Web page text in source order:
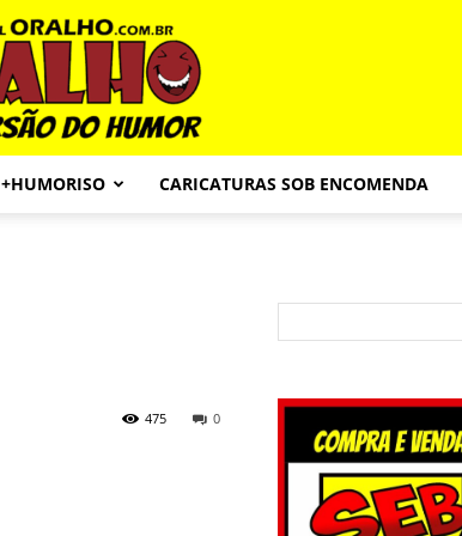
+HUMORISO CARICATURAS SOB ENCOMENDA
0
475